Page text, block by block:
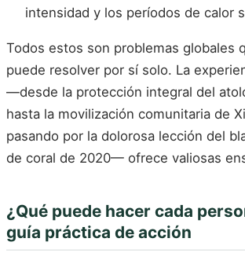
intensidad y los períodos de calor
Todos estos son problemas globales
puede resolver por sí solo. La
—desde la protección integral del
hasta la movilización comunitaria de
pasando por la dolorosa lección del
de coral de 2020— ofrece valiosas
¿Qué puede hacer cada
guía práctica de acción